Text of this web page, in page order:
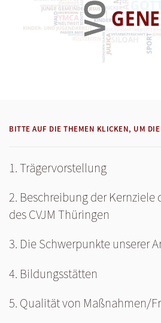
BITTE AUF DIE THEMEN KLICKEN, UM
1. Trägervorstellung
2. Beschreibung der Kernziele
des CVJM Thüringen
3. Die Schwerpunkte unserer
4. Bildungsstätten
5. Qualität von Maßnahmen/